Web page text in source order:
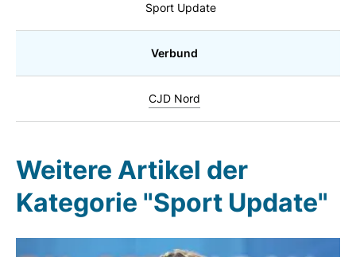
Sport Update
Verbund
CJD Nord
Weitere Artikel der
Kategorie "Sport Update"